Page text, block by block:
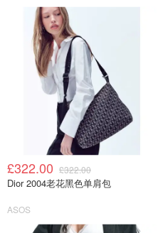
£322.00 £322.00
Dior 2004老花黑色单肩包
ASOS